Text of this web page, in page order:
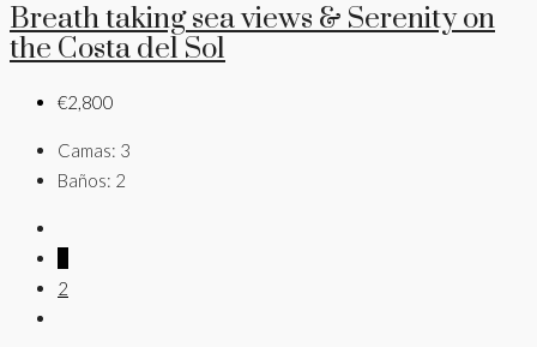
Breath taking sea views & Serenity on
the Costa del Sol
€2,800
Camas: 3
Baños: 2
2